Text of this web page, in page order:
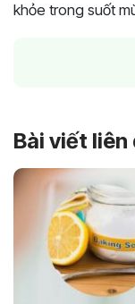
khỏe trong suốt
Bài viết liên